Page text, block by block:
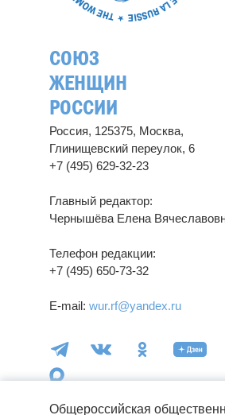
СОЮЗ
ЖЕНЩИН
РОССИИ
Россия, 125375, Москва,
Глинищевский переулок, 6
+7 (495) 629-32-23
Главный редактор:
Чернышёва Елена
Телефон редакции:
+7 (495) 650-73-32
E-mail: wur.rf@yandex.ru
Общероссийская